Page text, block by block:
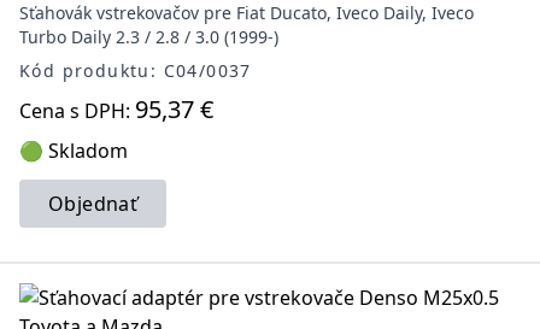
Sťahovák vstrekovačov pre Fiat Ducato, Iveco Daily, Iveco
Turbo Daily 2.3 / 2.8 / 3.0 (1999-)
Kód produktu: C04/0037
Cena s DPH: 95,37 €
🟢 Skladom
Objednať